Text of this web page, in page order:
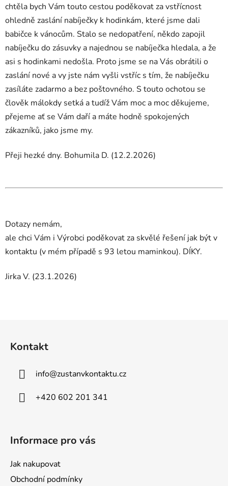
chtěla bych Vám touto cestou poděkovat za vstřícnost
ohledně zaslání nabíječky k hodinkám, které jsme dali
babičce k vánocům. Stalo se nedopatření, někdo zapojil
nabíječku do zásuvky a najednou se nabíječka hledala, a že
asi s hodinkami nedošla. Proto jsme se na Vás obrátili o
zaslání nové a vy jste nám vyšli vstříc s tím, že nabíječku
zasíláte zadarmo a bez poštovného. S touto ochotou se
člověk málokdy setká a tudíž Vám moc a moc děkujeme,
přejeme ať se Vám daří a máte hodně spokojených
zákazníků, jako jsme my.
Přeji hezké dny. Bohumila D. (12.2.2026)
Dotazy nemám,
ale chci Vám i Výrobci poděkovat za skvělé řešení jak být v
kontaktu (v mém případě s 93 letou maminkou). DÍKY.
Jirka V. (23.1.2026)
Kontakt
info@zustanvkontaktu.cz
+420 602 201 341
Informace pro vás
Jak nakupovat
Obchodní podmínky